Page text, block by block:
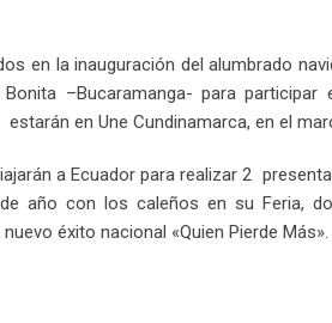
en la inauguración del alumbrado
–Bucaramanga- para participar
en Une Cundinamarca, en el
a Ecuador para realizar 2
año con los caleños en su Feria,
éxito nacional «Quien Pierde Más».